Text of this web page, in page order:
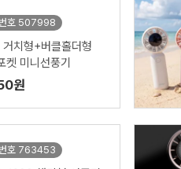
호 507998
치형+버클홀더형
켓 미니선풍기
원
호 763453